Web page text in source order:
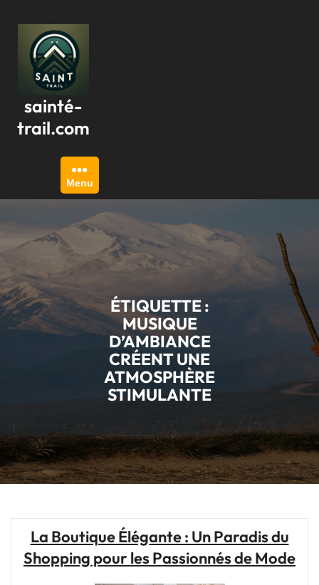
contenu
sainté-
trail.com
Menu
ÉTIQUETTE :
MUSIQUE
D’AMBIANCE
CRÉENT UNE
ATMOSPHÈRE
STIMULANTE
La Boutique Élégante : Un Paradis du
Shopping pour les Passionnés de Mode